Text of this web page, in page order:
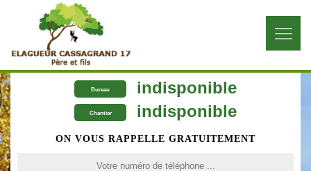
Bureau indisponible
Chantier indisponible
ON VOUS RAPPELLE GRATUITEMENT